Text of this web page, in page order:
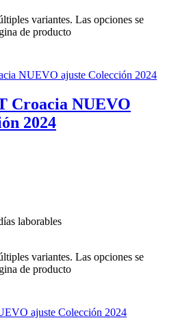
variantes. Las opciones se
de producto
Croacia NUEVO
2024
laborables
variantes. Las opciones se
de producto